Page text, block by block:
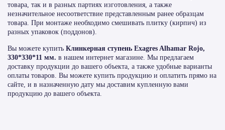
товара, так и в разных партиях изготовления, а также
незначительное несоответствие представленным ранее образцам
товара. При монтаже необходимо смешивать плитку (кирпич) из
разных упаковок (поддонов).
Вы можете купить Клинкерная ступень Exagres Alhamar Rojo,
330*330*11 мм. в нашем интернет магазине. Мы предлагаем
доставку продукции до вашего объекта, а также удобные варианты
оплаты товаров. Вы можете купить продукцию и оплатить прямо на
сайте, и в назначенную дату мы доставим купленную вами
продукцию до вашего объекта.